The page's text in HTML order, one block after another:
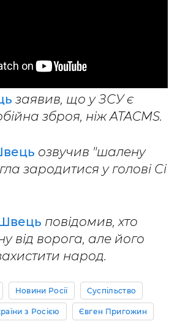
заявив, що у ЗСУ є
зброя, ніж ATACMS.
озвучив "шалену
зародитися у голові Сі
повідомив, хто
від ворога, але його
народ.
Новини Росії Суспільство
з Росією Євген Пригожин